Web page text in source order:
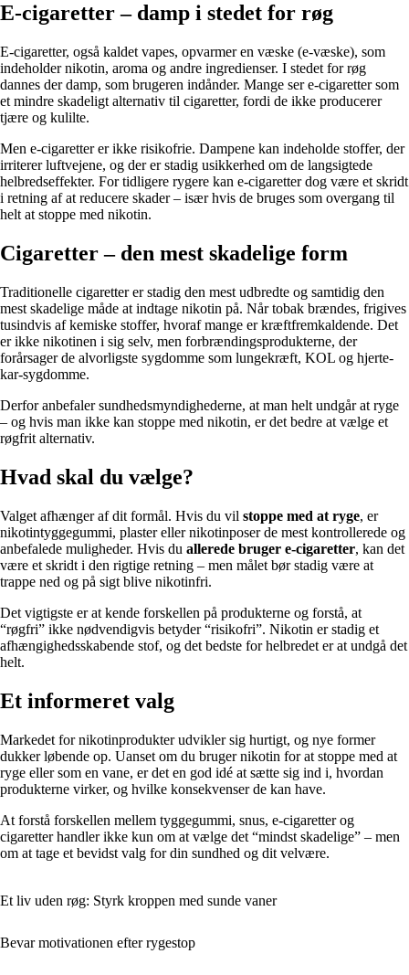
E-cigaretter – damp i stedet for røg
E-cigaretter, også kaldet vapes, opvarmer en væske (e-væske), som
indeholder nikotin, aroma og andre ingredienser. I stedet for røg
dannes der damp, som brugeren indånder. Mange ser e-cigaretter som
et mindre skadeligt alternativ til cigaretter, fordi de ikke producerer
tjære og kulilte.
Men e-cigaretter er ikke risikofrie. Dampene kan indeholde stoffer, der
irriterer luftvejene, og der er stadig usikkerhed om de langsigtede
helbredseffekter. For tidligere rygere kan e-cigaretter dog være et skridt
i retning af at reducere skader – især hvis de bruges som overgang til
helt at stoppe med nikotin.
Cigaretter – den mest skadelige form
Traditionelle cigaretter er stadig den mest udbredte og samtidig den
mest skadelige måde at indtage nikotin på. Når tobak brændes, frigives
tusindvis af kemiske stoffer, hvoraf mange er kræftfremkaldende. Det
er ikke nikotinen i sig selv, men forbrændingsprodukterne, der
forårsager de alvorligste sygdomme som lungekræft, KOL og hjerte-
kar-sygdomme.
Derfor anbefaler sundhedsmyndighederne, at man helt undgår at ryge
– og hvis man ikke kan stoppe med nikotin, er det bedre at vælge et
røgfrit alternativ.
Hvad skal du vælge?
Valget afhænger af dit formål. Hvis du vil stoppe med at ryge, er
nikotintyggegummi, plaster eller nikotinposer de mest kontrollerede og
anbefalede muligheder. Hvis du allerede bruger e-cigaretter, kan det
være et skridt i den rigtige retning – men målet bør stadig være at
trappe ned og på sigt blive nikotinfri.
Det vigtigste er at kende forskellen på produkterne og forstå, at
“røgfri” ikke nødvendigvis betyder “risikofri”. Nikotin er stadig et
afhængighedsskabende stof, og det bedste for helbredet er at undgå det
helt.
Et informeret valg
Markedet for nikotinprodukter udvikler sig hurtigt, og nye former
dukker løbende op. Uanset om du bruger nikotin for at stoppe med at
ryge eller som en vane, er det en god idé at sætte sig ind i, hvordan
produkterne virker, og hvilke konsekvenser de kan have.
At forstå forskellen mellem tyggegummi, snus, e-cigaretter og
cigaretter handler ikke kun om at vælge det “mindst skadelige” – men
om at tage et bevidst valg for din sundhed og dit velvære.
Et liv uden røg: Styrk kroppen med sunde vaner
Bevar motivationen efter rygestop